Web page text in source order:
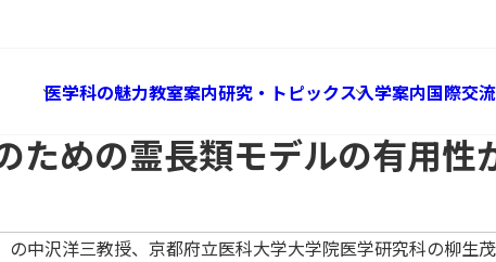
医学科の魅力教室案内研究・トピックス入学案内国際交
長類モデルの有用性が論文発表されました
ための霊長類モデルの有用性
中沢洋三教授、京都府立医科大学大学院医学研究科の柳生